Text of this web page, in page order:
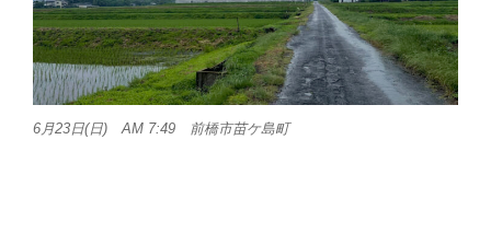
6月23日(日) AM 7:49 前橋市苗ケ島町